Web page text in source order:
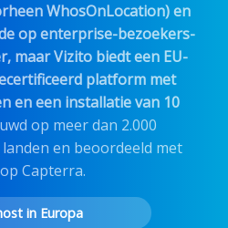
WhosOnLocation) en
op enterprise-bezoekers-
maar Vizito biedt een EU-
platform met
en een installatie van 10
op meer dan 2.000
en beoordeeld met
Capterra.
in Europa